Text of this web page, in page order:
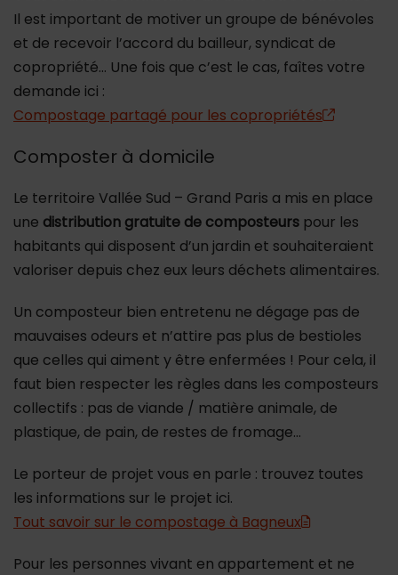
Il est important de motiver un groupe de bénévoles
et de recevoir l’accord du bailleur, syndicat de
copropriété… Une fois que c’est le cas, faîtes votre
demande ici :
Compostage partagé pour les copropriétés
Composter à domicile
Le territoire Vallée Sud – Grand Paris a mis en place
une distribution gratuite de composteurs pour les
habitants qui disposent d’un jardin et souhaiteraient
valoriser depuis chez eux leurs déchets alimentaires.
Un composteur bien entretenu ne dégage pas de
mauvaises odeurs et n’attire pas plus de bestioles
que celles qui aiment y être enfermées ! Pour cela, il
faut bien respecter les règles dans les composteurs
collectifs : pas de viande / matière animale, de
plastique, de pain, de restes de fromage…
Le porteur de projet vous en parle : trouvez toutes
les informations sur le projet ici.
Tout savoir sur le compostage à Bagneux
Pour les personnes vivant en appartement et ne